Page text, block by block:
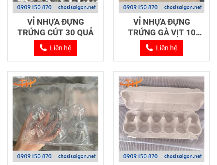
VỈ NHỰA ĐỰNG
TRỨNG CÚT 30 QUẢ
Liên hệ
VỈ NHỰA ĐỰNG
TRỨNG GÀ VỊT 10
QUẢ
Liên hệ